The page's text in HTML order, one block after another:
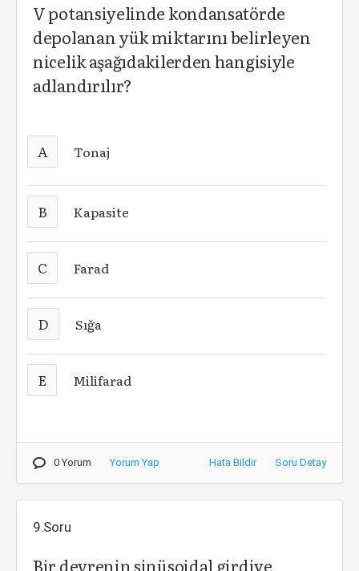
V potansiyelinde kondansatörde
depolanan yük miktarını belirleyen
nicelik aşağıdakilerden hangisiyle
adlandırılır?
A Tonaj
B Kapasite
C Farad
D Sığa
E Milifarad
0 Yorum Yorum Yap Hata Bildir Soru Detay
9.Soru
Bir devrenin sinüsoidal girdiye